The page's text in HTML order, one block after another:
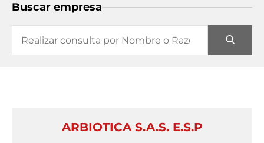
Buscar empresa
ARBIOTICA S.A.S. E.S.P